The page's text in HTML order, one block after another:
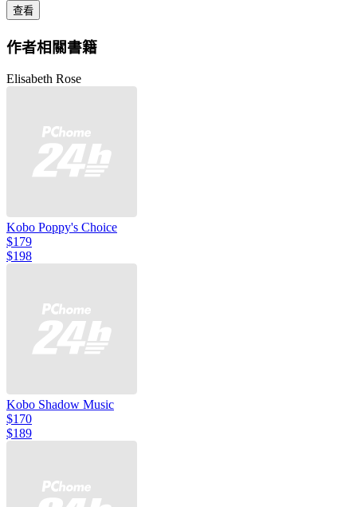
查看
作者相關書籍
Elisabeth Rose
Kobo Poppy's Choice
$179
$198
Kobo Shadow Music
$170
$189